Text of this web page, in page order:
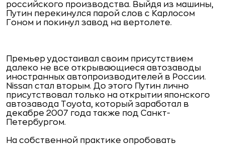
российского производства. Выйдя из машины,
Путин перекинулся парой слов с Карлосом
Гоном и покинул завод на вертолете.
Премьер удостаивал своим присутствием
далеко не все открывающиеся автозаводы
иностранных автопроизводителей в России.
Nissan стал вторым. До этого Путин лично
присутствовал только на открытии японского
автозавода Toyota, который заработал в
декабре 2007 года также под Санкт-
Петербургом.
На собственной практике опробовать